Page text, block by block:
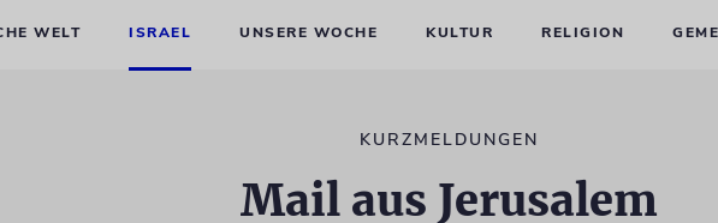
WELT ISRAEL UNSERE WOCHE KULTUR RELIGION
KURZMELDUNGEN
Mail aus Jerusalem